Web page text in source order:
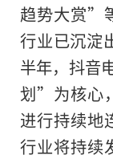
趋势大赏”
行业已沉淀
半年，抖音
划”为核心
进行持续地
行业将持续